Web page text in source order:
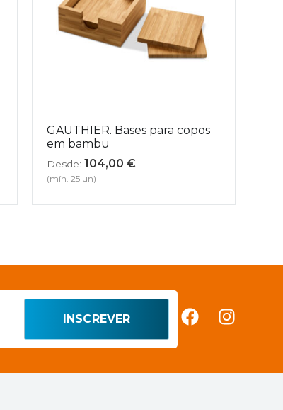
GAUTHIER. Bases para copos
em bambu
Desde: 104,00€
(mín. 25 un)
INSCREVER